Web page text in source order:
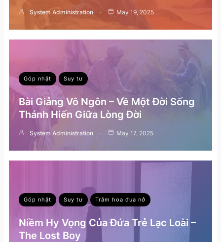
System Administration May 19, 2025
Góp nhặt Suy tư
Bài Giảng Vô Ngôn – Về Một Đời Sống
Thánh Hiến Giữa Lòng Đời
System Administration May 17, 2025
Góp nhặt Suy tư Trăm hoa đua nở
Niềm Hy Vọng Của Đứa Trẻ Lạc Loài –
The Lost Boy